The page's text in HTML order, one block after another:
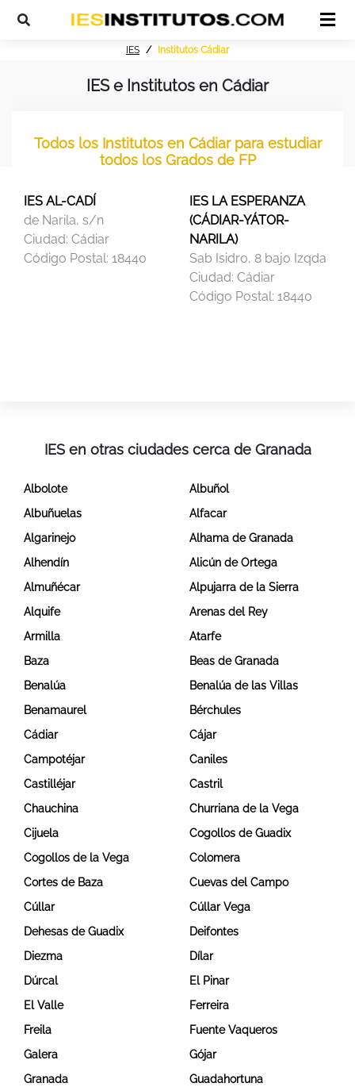
IES Institutos Cádiar
IES e Institutos en Cádiar
Todos los Institutos en Cádiar para estudiar
todos los Grados de FP
IES AL-CADÍ
de Narila, s/n
Ciudad: Cádiar
Código Postal: 18440
IES LA ESPERANZA
(CÁDIAR-YÁTOR-
NARILA)
Sab Isidro, 8 bajo Izqda
Ciudad: Cádiar
Código Postal: 18440
IES en otras ciudades cerca de Granada
Albolote
Albuñol
Albuñuelas
Alfacar
Algarinejo
Alhama de Granada
Alhendín
Alicún de Ortega
Almuñécar
Alpujarra de la Sierra
Alquife
Arenas del Rey
Armilla
Atarfe
Baza
Beas de Granada
Benalúa
Benalúa de las Villas
Benamaurel
Bérchules
Cádiar
Cájar
Campotéjar
Caniles
Castilléjar
Castril
Chauchina
Churriana de la Vega
Cijuela
Cogollos de Guadix
Cogollos de la Vega
Colomera
Cortes de Baza
Cuevas del Campo
Cúllar
Cúllar Vega
Dehesas de Guadix
Deifontes
Diezma
Dílar
Dúrcal
El Pinar
El Valle
Ferreira
Freila
Fuente Vaqueros
Galera
Gójar
Granada
Guadahortuna